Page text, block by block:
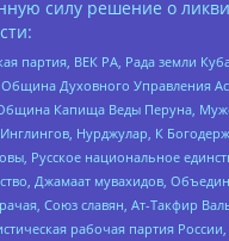
силу решение о
партия, ВЕК РА, Рада земли
Духовного Управления
Капища Веды Перуна,
Нурджулар, К
Русское национальное
Джамаат мувахидов,
Союз славян, Ат-Такфир
рабочая партия